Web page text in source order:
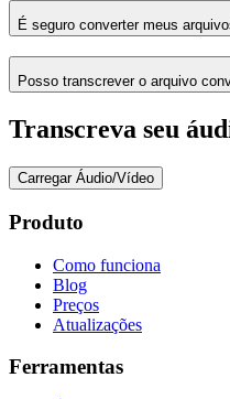
É seguro converter meus
Posso transcrever o arquivo
Transcreva seu
Carregar Áudio/Vídeo
Produto
Como funciona
Blog
Preços
Atualizações
Ferramentas